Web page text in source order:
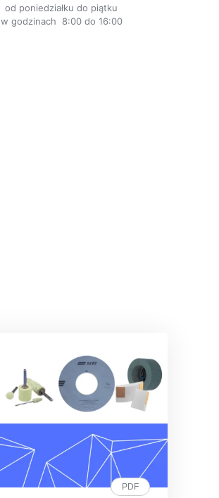
od poniedziałku do piątku
w godzinach 8:00 do 16:00
PDF